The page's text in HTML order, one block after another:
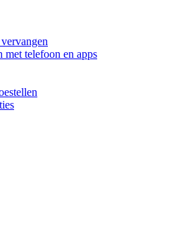
met telefoon en apps